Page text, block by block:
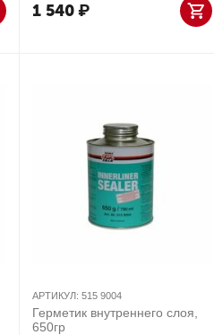
1 540₽
АРТИКУЛ: 515 9004
Герметик внутреннего слоя,
650гр